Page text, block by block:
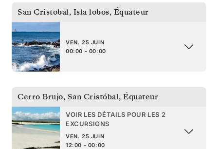
San Cristobal, Isla lobos, Équateur
VEN. 25 JUIN
00:00 - 00:00
Cerro Brujo, San Cristóbal, Équateur
VOIR LES DÉTAILS POUR LES 2
EXCURSIONS
VEN. 25 JUIN
12:00 - 00:00